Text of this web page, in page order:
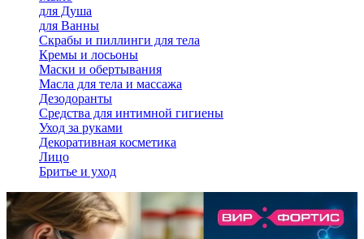
для Душа
для Ванны
Скрабы и пиллинги для тела
Кремы и лосьоны
Маски и обертывания
Масла для тела и массажа
Дезодоранты
Средства для интимной гигиены
Уход за руками
Декоративная косметика
Лицо
Бритье и уход